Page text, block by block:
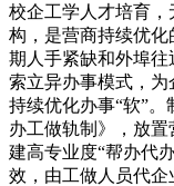
校企工学人才培育
构，是营商持续优
期人手紧缺和外埠
索立异办事模式，为
持续优化办事“软”
办工做轨制》，放
建高专业度“帮办代
效，由工做人员代企